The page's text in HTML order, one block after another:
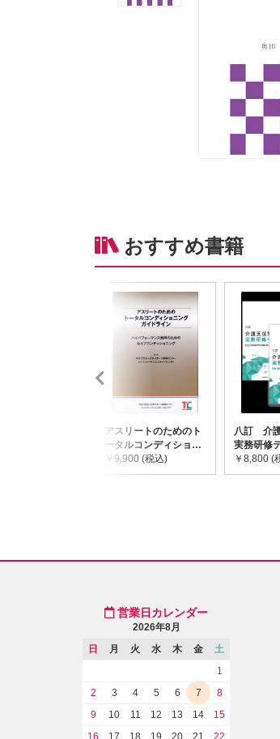
おすすめ書籍
アスリートのためのト
ータルコンディショニ
ングガイドライン
￥9,900 (税込)
八訂 介
実務研修
(上・下巻/
￥8,800 (
営業日カレンダー
2026年8月
日
月 火 水 木 金
土
1
2
3 4 5 6 7
8
9
10 11 12 13 14
15
16
17 18 19 20 21 22